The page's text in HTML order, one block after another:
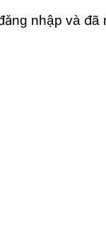
nhập và